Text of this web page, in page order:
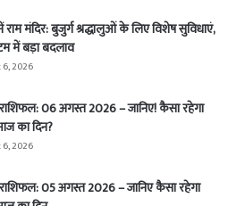
राम मंदिर: बुजुर्ग श्रद्धालुओं के लिए विशेष सुविधाएं,
में बड़ा बदलाव
2026
06 अगस्त 2026 – जानिए! कैसा रहेगा
का दिन?
2026
05 अगस्त 2026 – जानिए कैसा रहेगा